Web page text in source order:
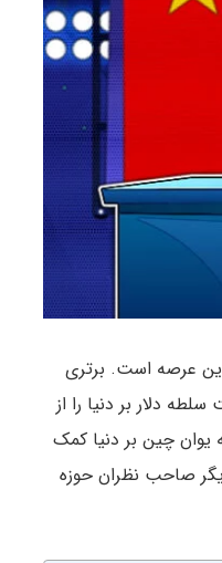
عرصه است. برتری
دلار بر دنیا را از
سلطه یوان چین بر دنیا کمک
صاحب نظران حوزه